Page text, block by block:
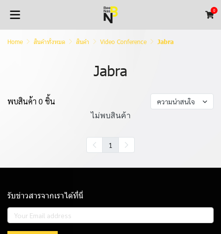
0
Home สินค้าทั้งหมด สินค้า Video Conference Jabra
Jabra
พบสินค้า 0 ชิ้น ความน่าสนใจ
ไม่พบสินค้า
1
รับข่าวสารจากเราได้ที่นี่